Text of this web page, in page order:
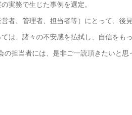
実務で生じた事例を選定。
者、管理者、担当者等）にとって、後
は、諸々の不安感を払拭し、自信をも
担当者には、是非ご一読頂きたいと思